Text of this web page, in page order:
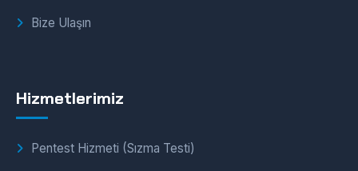
Bize Ulaşın
Hizmetlerimiz
Pentest Hizmeti (Sızma Testi)